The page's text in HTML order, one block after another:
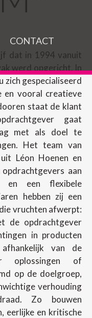
CONTACT
dat in 1994 vanuit
werd opgericht. In
zich gespecialiseerd
en vooral creatieve
staat de klant
gaat
met als doel te
Het team van
Léon Hoenen en
aan
en een flexibele
hebben zij een
vruchten afwerpt:
de opdrachtgever
in producten
van de
oplossingen of
op de doelgroep,
verhouding
Zo bouwen
eerlijke en kritische